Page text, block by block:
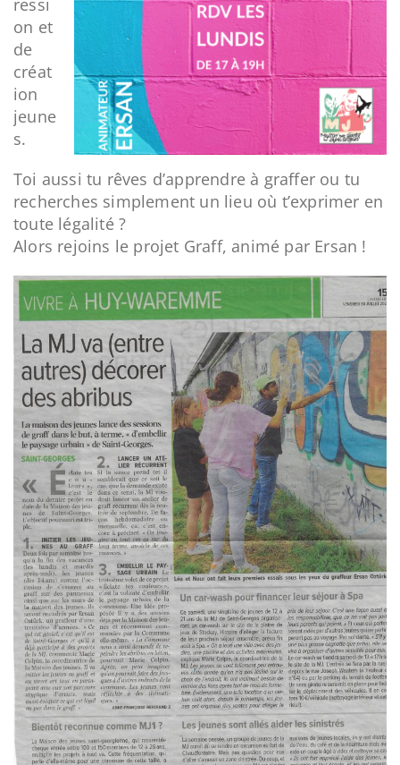
ressi
on et
de
créat
ion
jeune
s.
Toi aussi tu rêves d’apprendre à graffer ou tu
recherches simplement un lieu où t’exprimer en
toute légalité ?
Alors rejoins le projet Graff, animé par Ersan !